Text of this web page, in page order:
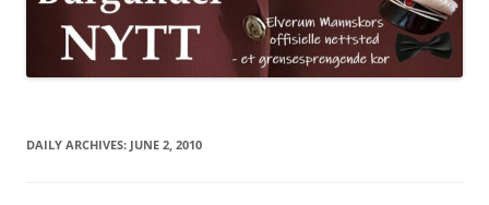
DAILY ARCHIVES: JUNE 2, 2010